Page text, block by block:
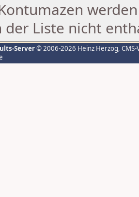
der Liste nicht
Server© 2006-2026 Heinz Herzog,